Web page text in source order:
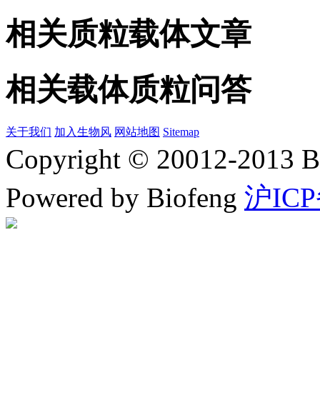
相关质粒载体文章
相关载体质粒问答
关于我们 加入生物风 网站地图 Sitemap
Copyright © 20012-2013
Powered by Biofeng 沪